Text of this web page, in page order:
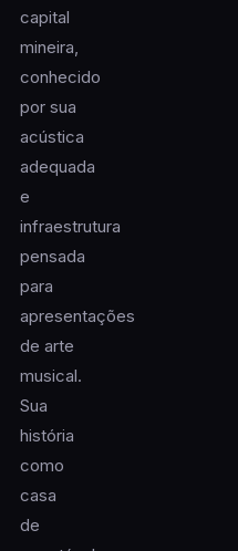
capital
mineira,
conhecido
por sua
acústica
adequada
e
infraestrutura
pensada
para
apresentações
de arte
musical.
Sua
história
como
casa
de